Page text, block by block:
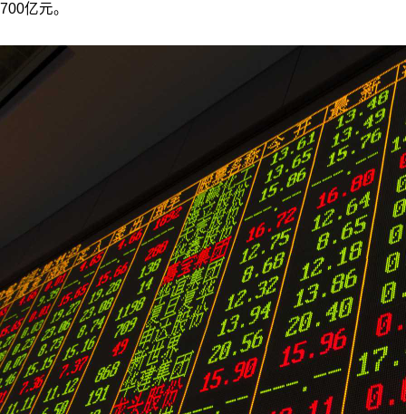
700亿元。